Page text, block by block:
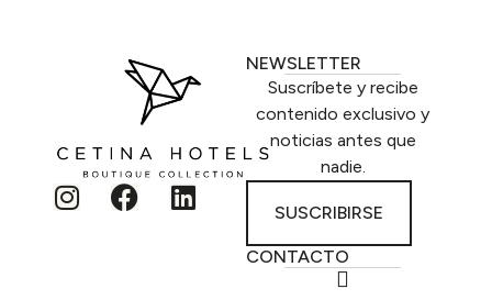
NEWSLETTER
Suscríbete y recibe
contenido exclusivo y
noticias antes que
nadie.
SUSCRIBIRSE
CONTACTO